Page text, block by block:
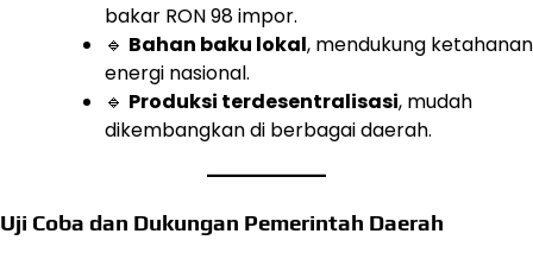
bakar RON 98 impor.
🔹 Bahan baku lokal, mendukung ketahanan
energi nasional.
🔹 Produksi terdesentralisasi, mudah
dikembangkan di berbagai daerah.
Uji Coba dan Dukungan Pemerintah Daerah